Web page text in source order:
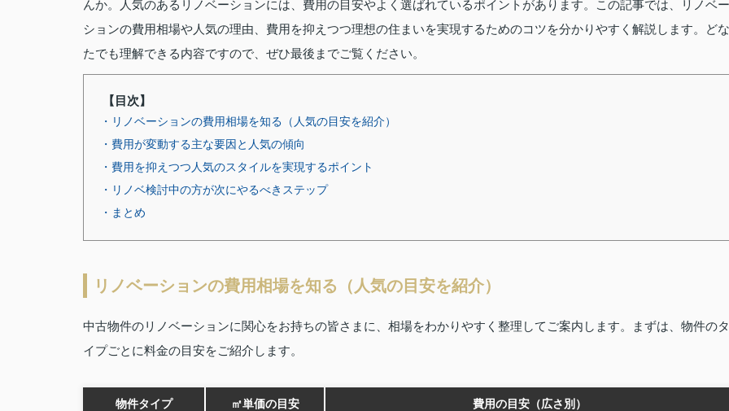
んか。人気のあるリノベーションには、費用の目安やよく選ばれているポイントがあります。この記事では、リノベー
ションの費用相場や人気の理由、費用を抑えつつ理想の住まいを実現するためのコツを分かりやすく解説します。どな
たでも理解できる内容ですので、ぜひ最後までご覧ください。
【目次】
・リノベーションの費用相場を知る（人気の目安を紹介）
・費用が変動する主な要因と人気の傾向
・費用を抑えつつ人気のスタイルを実現するポイント
・リノベ検討中の方が次にやるべきステップ
・まとめ
リノベーションの費用相場を知る（人気の目安を紹介）
中古物件のリノベーションに関心をお持ちの皆さまに、相場をわかりやすく整理してご案内します。まずは、物件のタ
イプごとに料金の目安をご紹介します。
物件タイプ ㎡単価の目安 費用の目安（広さ別）